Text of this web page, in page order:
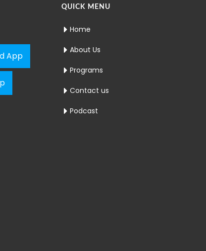
App
QUICK MENU
Home
About Us
Programs
Contact us
Podcast